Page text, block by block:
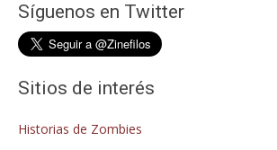
Síguenos en Twitter
Sitios de interés
Historias de Zombies